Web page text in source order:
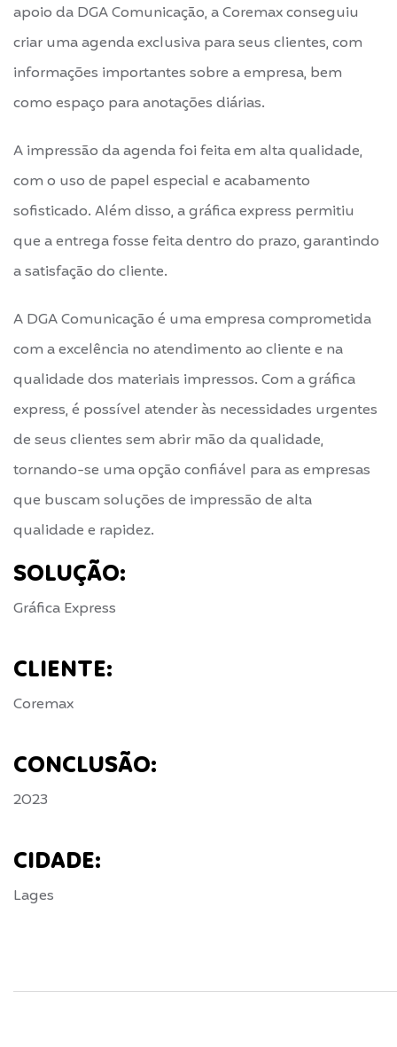
apoio da DGA Comunicação, a Coremax conseguiu
criar uma agenda exclusiva para seus clientes, com
informações importantes sobre a empresa, bem
como espaço para anotações diárias.
A impressão da agenda foi feita em alta qualidade,
com o uso de papel especial e acabamento
sofisticado. Além disso, a gráfica express permitiu
que a entrega fosse feita dentro do prazo, garantindo
a satisfação do cliente.
A DGA Comunicação é uma empresa comprometida
com a excelência no atendimento ao cliente e na
qualidade dos materiais impressos. Com a gráfica
express, é possível atender às necessidades urgentes
de seus clientes sem abrir mão da qualidade,
tornando-se uma opção confiável para as empresas
que buscam soluções de impressão de alta
qualidade e rapidez.
SOLUÇÃO:
Gráfica Express
CLIENTE:
Coremax
CONCLUSÃO:
2023
CIDADE:
Lages